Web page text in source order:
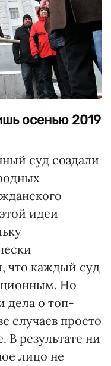
осенью 2019
суд создали
идеи
что каждый суд
Но
дела о топ-
случаев просто
В результате ни
лицо не